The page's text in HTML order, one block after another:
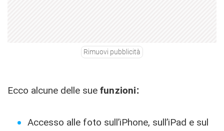
Rimuovi pubblicità
Ecco alcune delle sue funzioni:
Accesso alle foto sull’iPhone, sull’iPad e sul